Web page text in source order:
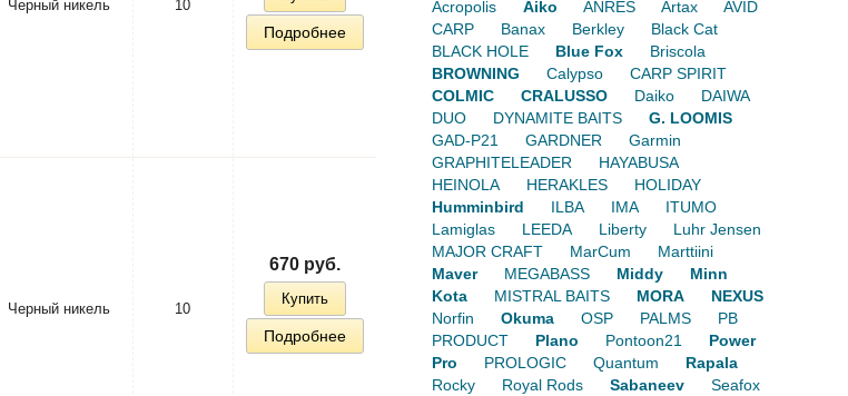
Черный никель 10
Подробнее
Черный никель 10
670 руб.
Купить
Подробнее
Acropolis
Aiko ANRES Artax
AVID
CARP
Banax Berkley
Black Cat
BLACK HOLE
Blue Fox
Briscola
BROWNING
Calypso
CARP SPIRIT
COLMIC
CRALUSSO Daiko
DAIWA
DUO
DYNAMITE BAITS
G. LOOMIS
GAD-P21
GARDNER
Garmin
GRAPHITELEADER
HAYABUSA
HEINOLA
HERAKLES
HOLIDAY
Humminbird
ILBA IMA
ITUMO
Lamiglas
LEEDA Liberty
Luhr Jensen
MAJOR CRAFT
MarCum
Marttiini
Maver
MEGABASS Middy
Minn
Kota
MISTRAL BAITS MORA
NEXUS
Norfin
Okuma OSP PALMS
PB
PRODUCT
Plano Pontoon21
Power
Pro
PROLOGIC Quantum
Rapala
Rocky
Royal Rods Sabaneev
Seafox